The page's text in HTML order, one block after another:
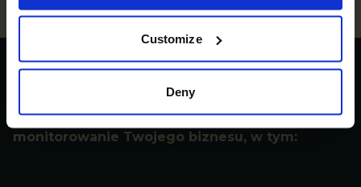
Customize
Deny
Zdobądź dostęp do:
Wiele funkcji umożliwiających
monitorowanie Twojego biznesu, w tym: